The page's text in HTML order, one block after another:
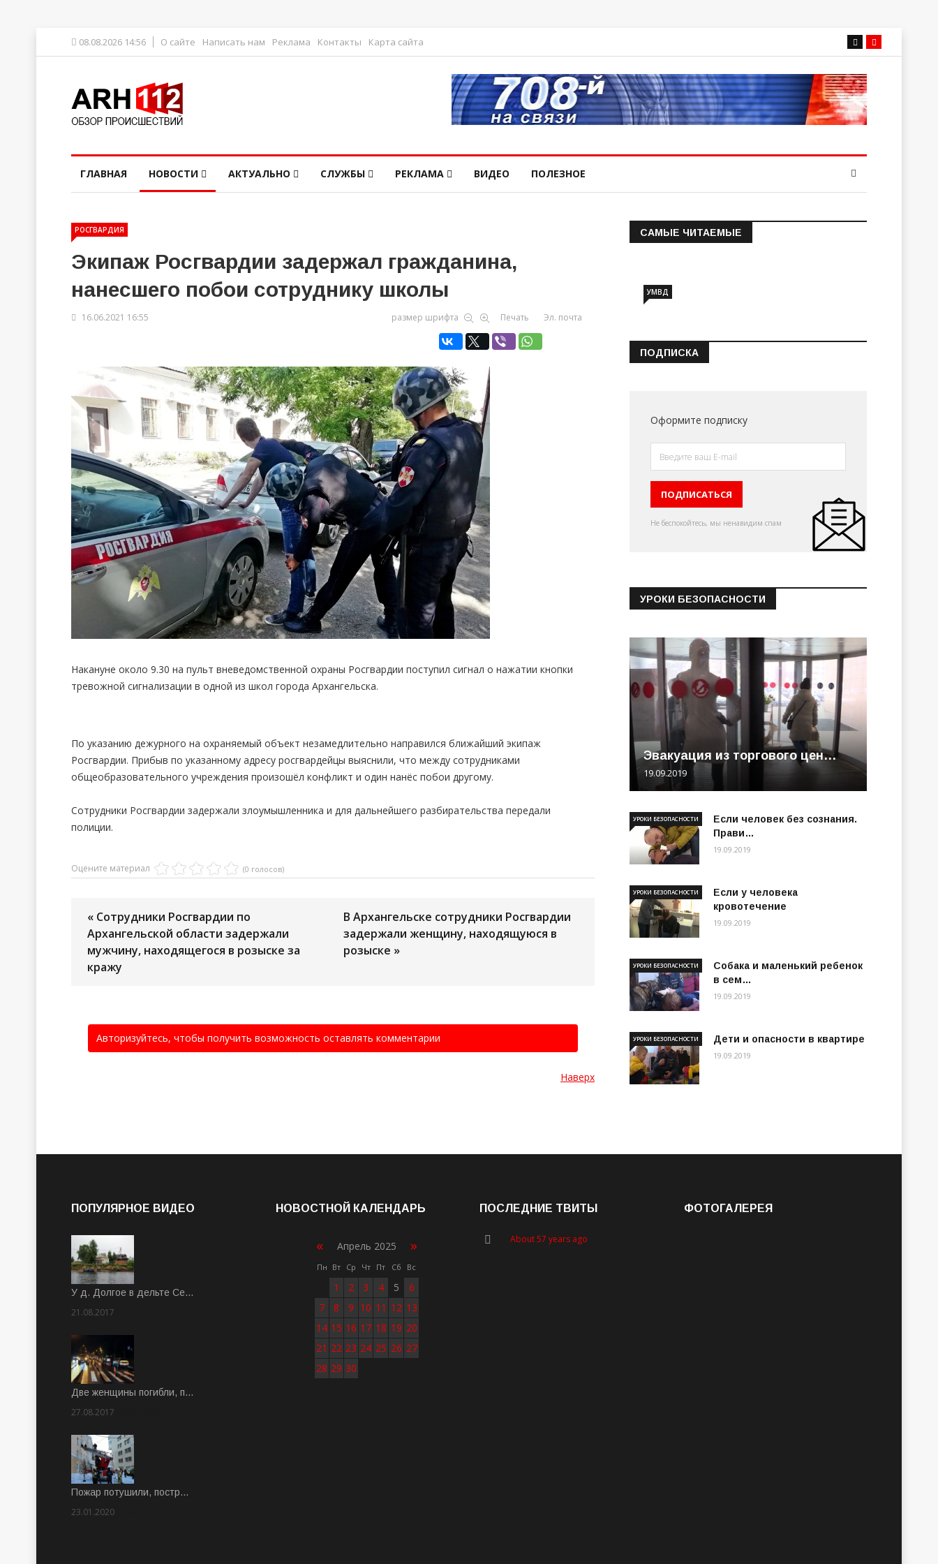
08.08.2026 14:56 О сайте Написать нам Реклама Контакты Карта сайта
ГЛАВНАЯ НОВОСТИ АКТУАЛЬНО СЛУЖБЫ РЕКЛАМА ВИДЕО ПОЛЕЗНОЕ
РОСГВАРДИЯ
Экипаж Росгвардии задержал гражданина,
нанесшего побои сотруднику школы
16.06.2021 16:55 размер шрифта Печать Эл. почта
Накануне около 9.30 на пульт вневедомственной охраны Росгвардии поступил сигнал о нажатии кнопки
тревожной сигнализации в одной из школ города Архангельска.
По указанию дежурного на охраняемый объект незамедлительно направился ближайший экипаж
Росгвардии. Прибыв по указанному адресу росгвардейцы выяснили, что между сотрудниками
общеобразовательного учреждения произошёл конфликт и один нанёс побои другому.
Сотрудники Росгвардии задержали злоумышленника и для дальнейшего разбирательства передали
полиции.
Оцените материал (0 голосов)
« Сотрудники Росгвардии по
Архангельской области задержали
мужчину, находящегося в розыске за
кражу
В Архангельске сотрудники Росгвардии
задержали женщину, находящуюся в
розыске »
Авторизуйтесь, чтобы получить возможность оставлять комментарии
Наверх
САМЫЕ ЧИТАЕМЫЕ
Информация о состоянии
УМВД
ПОДПИСКА
Оформите подписку
Не беспокойтесь, мы ненавидим спам
УРОКИ БЕЗОПАСНОСТИ
Эвакуация из торгового цен…
19.09.2019
Если человек без сознания.
Прави…
УРОКИ БЕЗОПАСНОСТИ
19.09.2019
Если у человека
кровотечение
УРОКИ БЕЗОПАСНОСТИ
19.09.2019
Собака и маленький ребенок
в сем…
УРОКИ БЕЗОПАСНОСТИ
19.09.2019
Дети и опасности в квартире
УРОКИ БЕЗОПАСНОСТИ
19.09.2019
ПОПУЛЯРНОЕ ВИДЕО
У д. Долгое в дельте Се…
21.08.2017
Две женщины погибли, п…
27.08.2017
Пожар потушили, постр…
23.01.2020
НОВОСТНОЙ КАЛЕНДАРЬ
« Апрель 2025 »
Пн Вт Ср Чт Пт Сб Вс
1 2 3 4 5
6
7
8 9 10 11 12 13
14 15 16 17 18 19 20
21 22 23 24 25 26 27
28 29 30
ПОСЛЕДНИЕ ТВИТЫ
About 57 years ago
ФОТОГАЛЕРЕЯ